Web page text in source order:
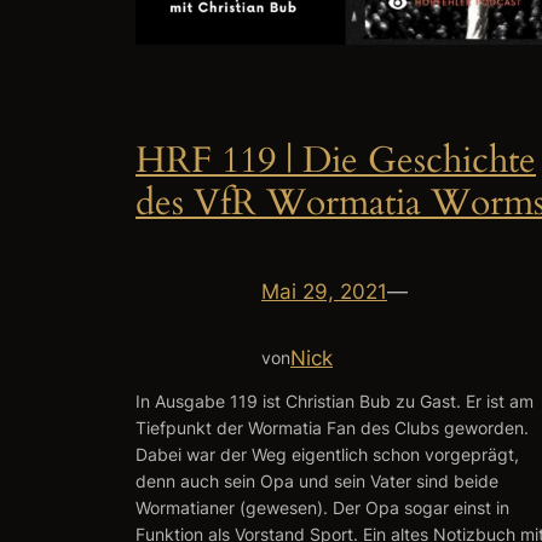
HRF 119 | Die Geschichte
des VfR Wormatia
Mai 29, 2021—
vonNick
In Ausgabe 119 ist Christian Bub zu Gast. Er ist am
Tiefpunkt der Wormatia Fan des Clubs geworden.
Dabei war der Weg eigentlich schon vorgeprägt,
denn auch sein Opa und sein Vater sind beide
Wormatianer (gewesen). Der Opa sogar einst in
Funktion als Vorstand Sport. Ein altes Notizbuch